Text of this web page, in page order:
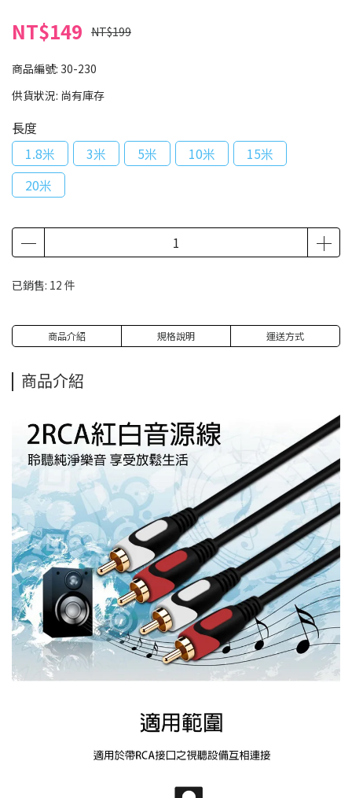
NT$149 NT$199
商品編號: 30-230
供貨狀況: 尚有庫存
長度
1.8米
3米 5米 10米
15米
20米
已銷售: 12 件
商品介紹 規格說明 運送方式
商品介紹